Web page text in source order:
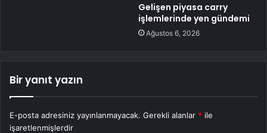
Gelişen piyasa carry
işlemlerinde yen gündemi
Ağustos 6, 2026
Bir yanıt yazın
E-posta adresiniz yayınlanmayacak. Gerekli alanlar * ile
işaretlenmişlerdir